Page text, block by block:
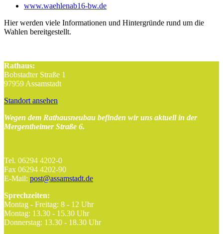
www.waehlenab16-bw.de
Hier werden viele Informationen und Hintergründe rund um die
Wahlen bereitgestellt.
Rathaus:
Bobstadter Straße 1
97959 Assamstadt
Standort ansehen
Wegen dem Rathausneubau befinden wir uns aktuell in der
Mergentheimer Straße 6.
Tel. 06294 4202-0
Fax 06294 4202-90
E-Mail: post@assamstadt.de
Sprechzeiten:
Montag - Freitag: 8 - 12 Uhr
Montag: 13.30 - 15.30 Uhr
Donnerstag: 13.30 - 18.30 Uhr